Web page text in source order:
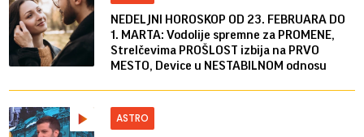
NEDELJNI HOROSKOP OD 23. FEBRUARA DO
1. MARTA: Vodolije spremne za PROMENE,
Strelčevima PROŠLOST izbija na PRVO
MESTO, Device u NESTABILNOM odnosu
ASTRO